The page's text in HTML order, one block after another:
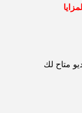
المزايا